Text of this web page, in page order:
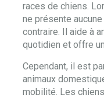
races de chiens.
ne présente aucune
contraire. Il aide à
quotidien et offre
Cependant, il est
animaux
mobilité. Les